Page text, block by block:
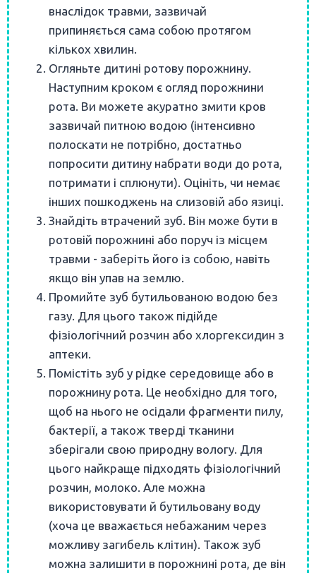
внаслідок травми, зазвичай
припиняється сама собою протягом
кількох хвилин.
Огляньте дитині ротову порожнину.
Наступним кроком є огляд порожнини
рота. Ви можете акуратно змити кров
зазвичай питною водою (інтенсивно
полоскати не потрібно, достатньо
попросити дитину набрати води до рота,
потримати і сплюнути). Оцініть, чи немає
інших пошкоджень на слизовій або язиці.
Знайдіть втрачений зуб. Він може бути в
ротовій порожнині або поруч із місцем
травми - заберіть його із собою, навіть
якщо він упав на землю.
Промийте зуб бутильованою водою без
газу. Для цього також підійде
фізіологічний розчин або хлоргексидин з
аптеки.
Помістіть зуб у рідке середовище або в
порожнину рота. Це необхідно для того,
щоб на нього не осідали фрагменти пилу,
бактерії, а також тверді тканини
зберігали свою природну вологу. Для
цього найкраще підходять фізіологічний
розчин, молоко. Але можна
використовувати й бутильовану воду
(хоча це вважається небажаним через
можливу загибель клітин). Також зуб
можна залишити в порожнині рота, де він